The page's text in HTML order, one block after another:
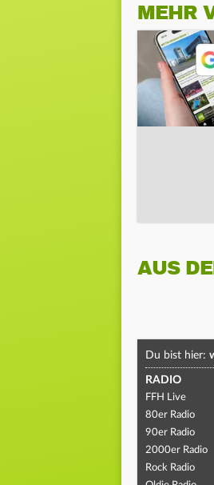
MEHR
AUS
Du bist hier:
RADIO
FFH Live
80er Radio
90er Radio
2000er Radio
Rock Radio